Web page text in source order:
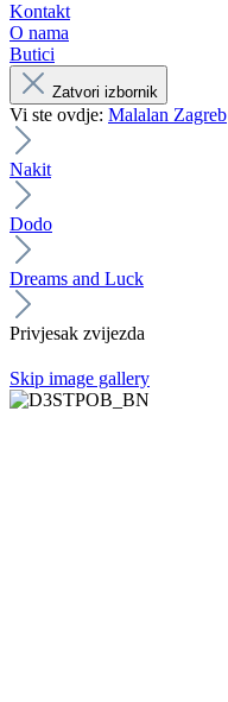
Kontakt
O nama
Butici
Zatvori izbornik
Vi ste ovdje: Malalan Zagreb
Nakit
Dodo
Dreams and Luck
Privjesak zvijezda
Skip image gallery